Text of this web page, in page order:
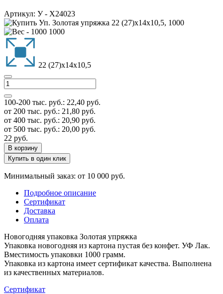
Артикул: У - Х24023
1000
22 (27)x14х10,5
100-200 тыс. руб.: 22,40 руб.
от 200 тыс. руб.: 21,80 руб.
от 400 тыс. руб.: 20,90 руб.
от 500 тыс. руб.: 20,00 руб.
22 руб.
В корзину
Купить в один клик
Минимальный заказ: от 10 000 руб.
Подробное описание
Сертификат
Доставка
Оплата
Новогодняя упаковка Золотая упряжка
Упаковка новогодняя из картона пустая без конфет. УФ Лак.
Вместимость упаковки 1000 грамм.
Упаковка из картона имеет сертификат качества. Выполнена
из качественных материалов.
Сертификат